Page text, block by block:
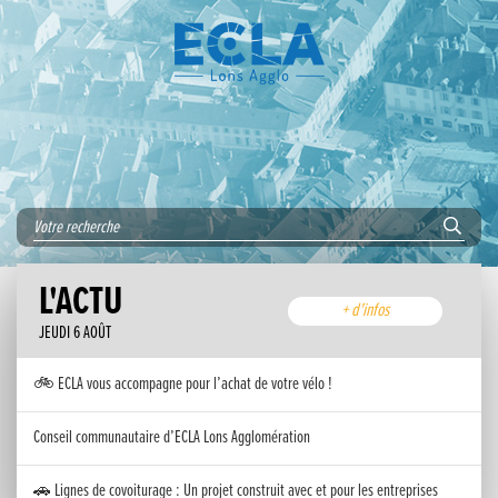
L'ACTU
JEUDI 6 AOÛT
+ d'infos
🚲 ECLA vous accompagne pour l’achat de votre vélo !
Conseil communautaire d’ECLA Lons Agglomération
🚗 Lignes de covoiturage : Un projet construit avec et pour les entreprises